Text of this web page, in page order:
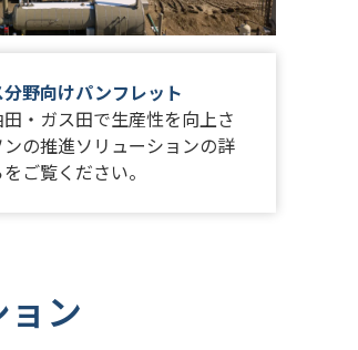
2023 FracTran Brochure
野向けパンフレット
・ガス田で生産性を向上さ
の推進ソリューションの詳
ご覧ください。
ン